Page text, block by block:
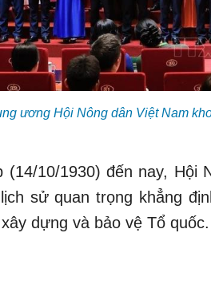
ương Hội Nông dân Việt Nam
(14/10/1930) đến nay, Hội
sử quan trọng khẳng
dựng và bảo vệ Tổ quốc.